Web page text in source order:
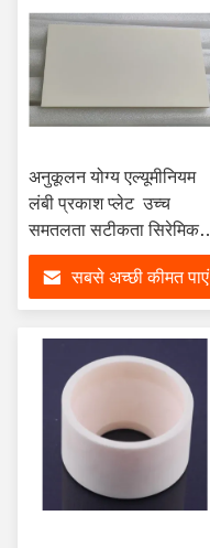
अनुकूलन योग्य एल्यूमीनियम
लंबी प्रकाश प्लेट ️ उच्च
समतलता सटीकता सिरेमिक
सब्सट्रेट
सबसे अच्छी कीमत पाएं